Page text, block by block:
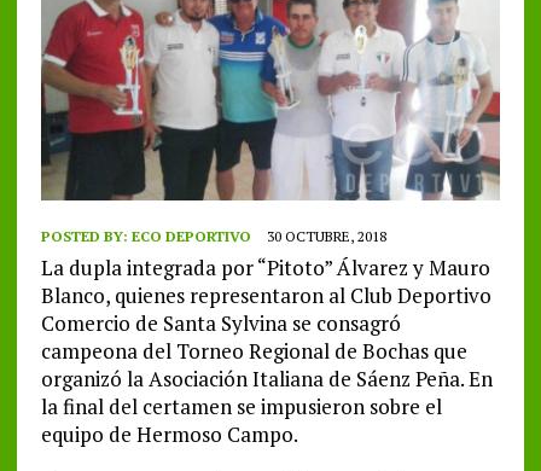
POSTED BY: ECO DEPORTIVO 30 OCTUBRE, 2018
La dupla integrada por “Pitoto” Álvarez y Mauro
Blanco, quienes representaron al Club Deportivo
Comercio de Santa Sylvina se consagró
campeona del Torneo Regional de Bochas que
organizó la Asociación Italiana de Sáenz Peña. En
la final del certamen se impusieron sobre el
equipo de Hermoso Campo.